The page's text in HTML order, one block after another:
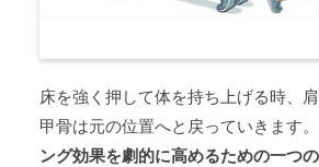
床を強く押して体を持ち上げる時、
甲骨は元の位置へと戻っていきます。
ング効果を劇的に高めるための一つ